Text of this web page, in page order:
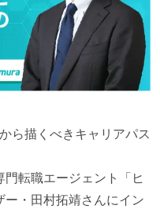
ら描くべきキャリアパス
転職エージェント「ヒ
・田村拓靖さんにイン